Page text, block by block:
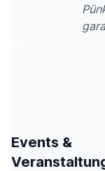
Events &